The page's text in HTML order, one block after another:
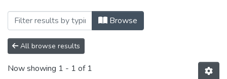
Browsing Anuario de Investigación de
Browse
All browse results
Now showing 1 - 1 of 1